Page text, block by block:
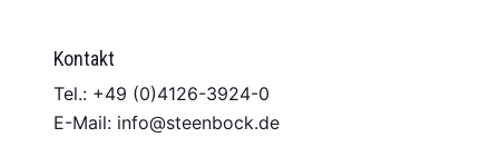
Kontakt
Tel.: +49 (0)4126-3924-0
E-Mail: info@steenbock.de